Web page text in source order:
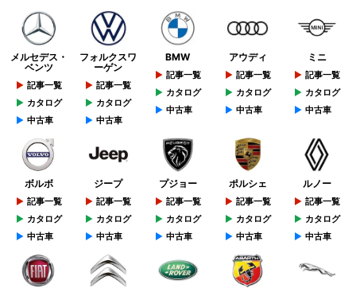
メルセデス・
ベンツ
記事一覧
カタログ
中古車
フォルクスワ
ーゲン
記事一覧
カタログ
中古車
BMW
記事一覧
カタログ
中古車
アウディ
記事一覧
カタログ
中古車
ミニ
記事一覧
カタログ
中古車
ボルボ
記事一覧
カタログ
中古車
ジープ
記事一覧
カタログ
中古車
プジョー
記事一覧
カタログ
中古車
ポルシェ
記事一覧
カタログ
中古車
ルノー
記事一覧
カタログ
中古車